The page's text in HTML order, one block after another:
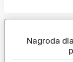
Nagroda dla